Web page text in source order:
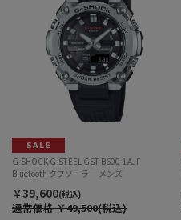
G-SHOCK G-STEEL GST-B600-1AJF
Bluetooth タフソーラー メンズ
￥39,600(税込)
通常価格￥49,500(税込)